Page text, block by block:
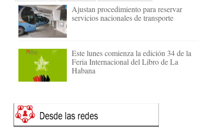
Ajustan procedimiento para reservar
servicios nacionales de transporte
Este lunes comienza la edición 34 de la
Feria Internacional del Libro de La
Habana